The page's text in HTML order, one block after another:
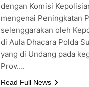
dengan Komisi
mengenai Peningkatan
selenggarakan oleh
di Aula Dhacara Polda
yang di Undang pada
Prov….
Read Full News